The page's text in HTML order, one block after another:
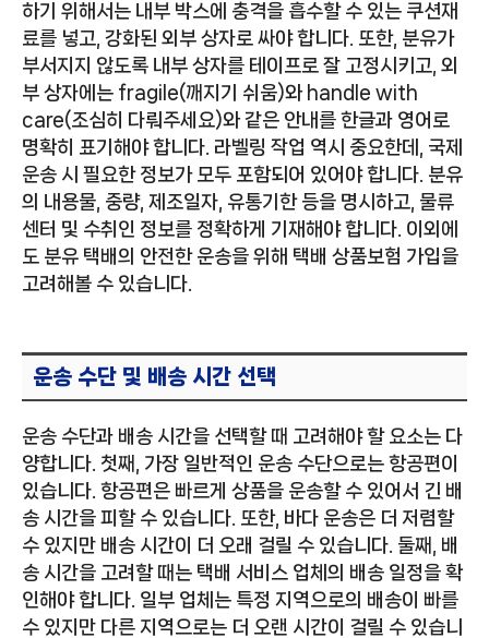
하기 위해서는 내부 박스에 충격을 흡수할 수 있는 쿠션재
료를 넣고, 강화된 외부 상자로 싸야 합니다. 또한, 분유가
부서지지 않도록 내부 상자를 테이프로 잘 고정시키고, 외
부 상자에는 fragile(깨지기 쉬움)와 handle with
care(조심히 다뤄주세요)와 같은 안내를 한글과 영어로
명확히 표기해야 합니다. 라벨링 작업 역시 중요한데, 국제
운송 시 필요한 정보가 모두 포함되어 있어야 합니다. 분유
의 내용물, 중량, 제조일자, 유통기한 등을 명시하고, 물류
센터 및 수취인 정보를 정확하게 기재해야 합니다. 이외에
도 분유 택배의 안전한 운송을 위해 택배 상품보험 가입을
고려해볼 수 있습니다.
운송 수단 및 배송 시간 선택
운송 수단과 배송 시간을 선택할 때 고려해야 할 요소는 다
양합니다. 첫째, 가장 일반적인 운송 수단으로는 항공편이
있습니다. 항공편은 빠르게 상품을 운송할 수 있어서 긴 배
송 시간을 피할 수 있습니다. 또한, 바다 운송은 더 저렴할
수 있지만 배송 시간이 더 오래 걸릴 수 있습니다. 둘째, 배
송 시간을 고려할 때는 택배 서비스 업체의 배송 일정을 확
인해야 합니다. 일부 업체는 특정 지역으로의 배송이 빠를
수 있지만 다른 지역으로는 더 오랜 시간이 걸릴 수 있습니